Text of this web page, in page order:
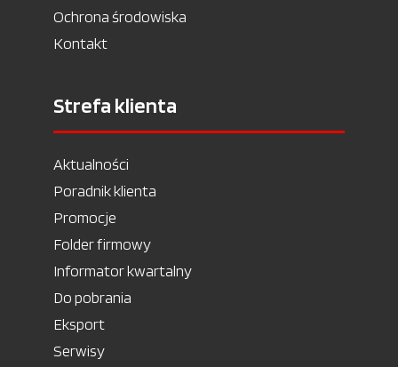
Ochrona środowiska
Kontakt
Strefa klienta
Aktualności
Poradnik klienta
Promocje
Folder firmowy
Informator kwartalny
Do pobrania
Eksport
Serwisy